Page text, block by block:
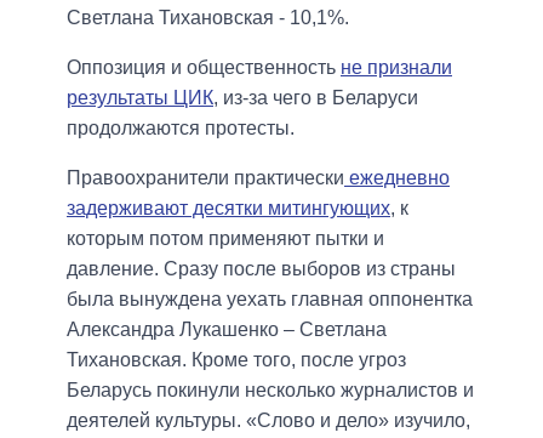
Светлана Тихановская - 10,1%.
Оппозиция и общественность не признали
результаты ЦИК, из-за чего в Беларуси
продолжаются протесты.
Правоохранители практически ежедневно
задерживают десятки митингующих, к
которым потом применяют пытки и
давление. Сразу после выборов из страны
была вынуждена уехать главная оппонентка
Александра Лукашенко – Светлана
Тихановская. Кроме того, после угроз
Беларусь покинули несколько журналистов и
деятелей культуры. «Слово и дело» изучило,